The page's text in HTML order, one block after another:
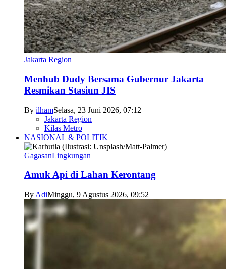
Jakarta Region
Menhub Dudy Bersama Gubernur Jakarta
Resmikan Stasiun JIS
By ilhamSelasa, 23 Juni 2026, 07:12
Jakarta Region
Kilas Metro
NASIONAL & POLITIK
GagasanLingkungan
Amuk Api di Lahan Kerontang
By AdiMinggu, 9 Agustus 2026, 09:52